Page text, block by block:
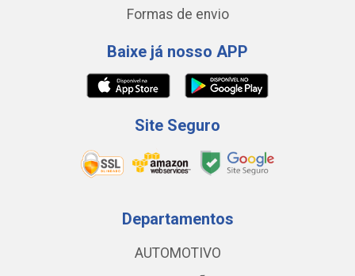
Formas de envio
Baixe já nosso APP
Site Seguro
Departamentos
AUTOMOTIVO